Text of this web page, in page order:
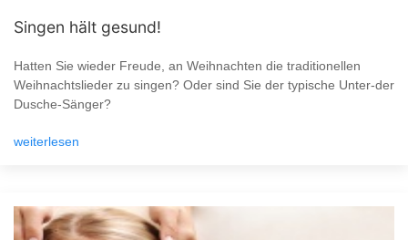
Singen hält gesund!
Hatten Sie wieder Freude, an Weihnachten die traditionellen
Weihnachtslieder zu singen? Oder sind Sie der typische Unter-der
Dusche-Sänger?
weiterlesen